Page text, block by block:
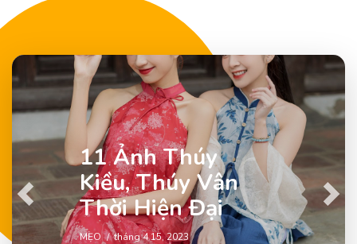
11 Ảnh Thúy
Kiều, Thúy Vân
Thời Hiện Đại
MẸO tháng 4 15, 2023
Previous Next